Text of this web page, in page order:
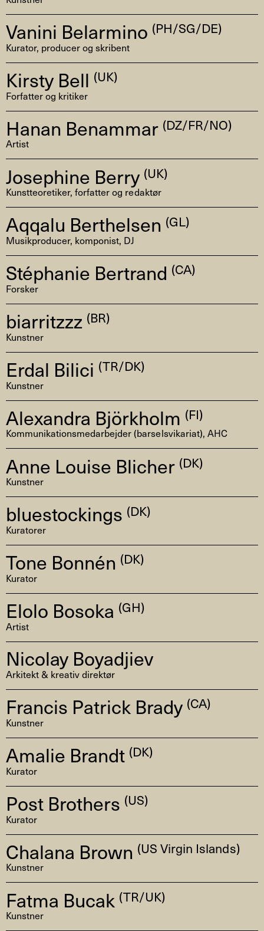
Vanini Belarmino (PH/SG/DE)
Kurator, producer og skribent
Kirsty Bell (UK)
Forfatter og kritiker
Hanan Benammar (DZ/FR/NO)
Artist
Josephine Berry (UK)
Kunstteoretiker, forfatter og redaktør
Aqqalu Berthelsen (GL)
Musikproducer, komponist, DJ
Stéphanie Bertrand (CA)
Forsker
biarritzzz (BR)
Kunstner
Erdal Bilici (TR/DK)
Kunstner
Alexandra Björkholm (FI)
Kommunikationsmedarbejder (barselsvikariat), AHC
Anne Louise Blicher (DK)
Kunstner
bluestockings (DK)
Kuratorer
Tone Bonnén (DK)
Kurator
Elolo Bosoka (GH)
Artist
Nicolay Boyadjiev
Arkitekt & kreativ direktør
Francis Patrick Brady (CA)
Kunstner
Amalie Brandt (DK)
Kurator
Post Brothers (US)
Kurator
Chalana Brown (US Virgin Islands)
Kunstner
Fatma Bucak (TR/UK)
Kunstner